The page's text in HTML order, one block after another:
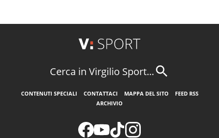
Cerca in Virgilio Sport...
CONTENUTI SPECIALI CONTATTACI MAPPA DEL SITO
FEED RSS
ARCHIVIO